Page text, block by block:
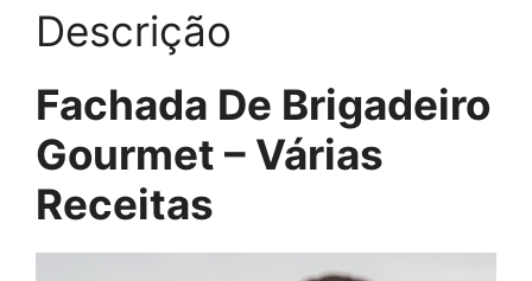
Descrição
Fachada De Brigadeiro
Gourmet – Várias
Receitas